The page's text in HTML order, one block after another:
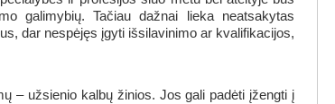
galimybių. Tačiau dažnai lieka neatsakytas
dar nespėjęs įgyti išsilavinimo ar kvalifikacijos,
– užsienio kalbų žinios. Jos gali padėti įžengti į